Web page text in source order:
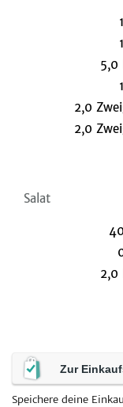
5,0
2,0
2,0
Salat
40
2,0
Zur
Speichere deine